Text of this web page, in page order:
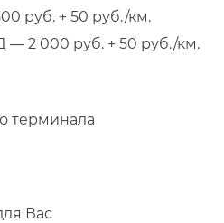
руб. + 50 руб./км.
2 000 руб. + 50 руб./км.
терминала
Вас